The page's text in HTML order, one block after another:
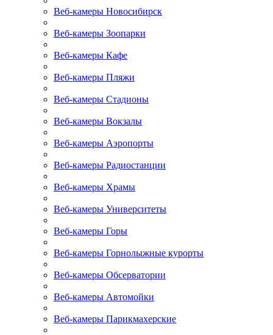
Веб-камеры Новосибирск
Веб-камеры Зоопарки
Веб-камеры Кафе
Веб-камеры Пляжи
Веб-камеры Стадионы
Веб-камеры Вокзалы
Веб-камеры Аэропорты
Веб-камеры Радиостанции
Веб-камеры Храмы
Веб-камеры Университеты
Веб-камеры Горы
Веб-камеры Горнолыжные курорты
Веб-камеры Обсерватории
Веб-камеры Автомойки
Веб-камеры Парикмахерские